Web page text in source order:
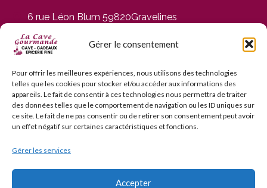
Gérer le consentement
Pour offrir les meilleures expériences, nous utilisons des technologies
telles que les cookies pour stocker et/ou accéder aux informations des
appareils. Le fait de consentir à ces technologies nous permettra de traiter
des données telles que le comportement de navigation ou les ID uniques sur
ce site. Le fait de ne pas consentir ou de retirer son consentement peut avoir
un effet négatif sur certaines caractéristiques et fonctions.
Gérer les services
Accepter
6 rue Léon Blum 59820Gravelines
du Mardi au Samedi, de 9h30 à 12h30 et de 14h30 à
19h
03 28 65 01 92
contact@cavegourmande.fr
www.cavegourmande.fr
L’ABUS D’ALCOOL EST DANGEREUX POUR LA SANTÉ — À
CONSOMMER AVEC MODÉRATION — INTERDICTION DE
VENTE AUX MINEURS DE MOINS DE 18 ANS